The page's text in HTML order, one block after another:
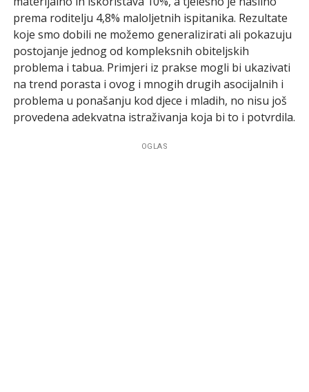
prema roditelju 4,8% maloljetnih ispitanika. Rezultate
koje smo dobili ne možemo generalizirati ali pokazuju
postojanje jednog od kompleksnih obiteljskih
problema i tabua. Primjeri iz prakse mogli bi ukazivati
na trend porasta i ovog i mnogih drugih asocijalnih i
problema u ponašanju kod djece i mladih, no nisu još
provedena adekvatna istraživanja koja bi to i potvrdila.
OGLAS